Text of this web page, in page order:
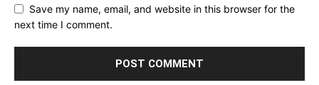
Save my name, email, and website in this browser for the
next time I comment.